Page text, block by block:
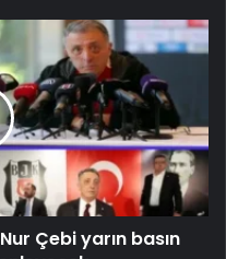
Çebi yarın basın